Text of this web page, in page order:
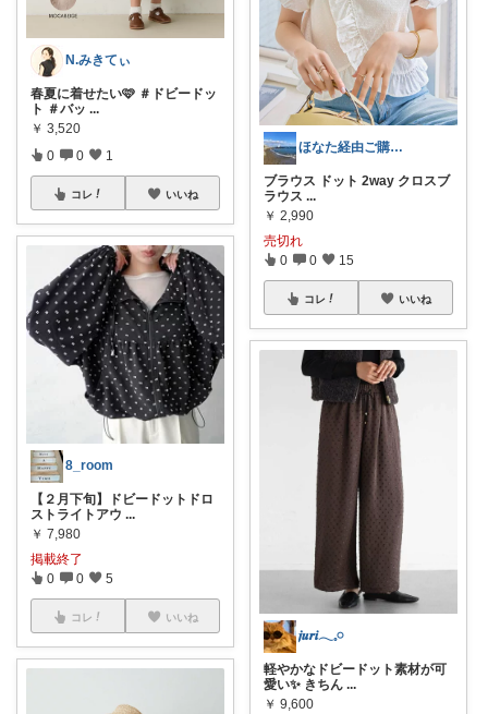
N.みきてぃ
春夏に着せたい🩷 ＃ドビードッ
ト ＃バッ ...
￥ 3,520
0 0 1
コレ いいね
8_room
【２月下旬】ドビードットドロ
ストライトアウ ...
￥ 7,980
掲載終了
0 0 5
コレ いいね
ほなた経由ご購入ありがとうございます☺
ブラウス ドット 2way クロスブ
ラウス ...
￥ 2,990
売切れ
0 0 15
コレ いいね
𝒋𝒖𝒓𝒊𓂃𓈒𓏸
軽やかなドビードット素材が可
愛い✨ きちん ...
￥ 9,600